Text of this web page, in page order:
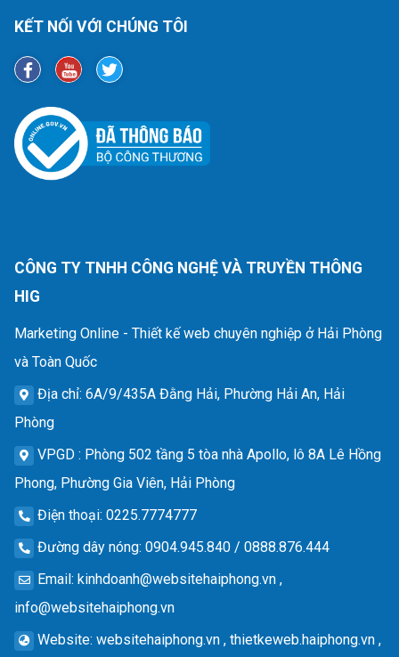
KẾT NỐI VỚI CHÚNG TÔI
CÔNG TY TNHH CÔNG NGHỆ VÀ TRUYỀN THÔNG
HIG
Marketing Online - Thiết kế web chuyên nghiệp ở Hải Phòng
và Toàn Quốc
Địa chỉ: 6A/9/435A Đằng Hải, Phường Hải An, Hải
Phòng
VPGD : Phòng 502 tầng 5 tòa nhà Apollo, lô 8A Lê Hồng
Phong, Phường Gia Viên, Hải Phòng
Điện thoại: 0225.7774777
Đường dây nóng: 0904.945.840 / 0888.876.444
Email: kinhdoanh@websitehaiphong.vn ,
info@websitehaiphong.vn
Website: websitehaiphong.vn , thietkeweb.haiphong.vn ,